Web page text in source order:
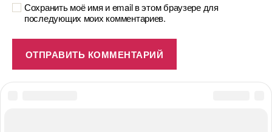
Сохранить моё имя и email в этом браузере для
последующих моих комментариев.